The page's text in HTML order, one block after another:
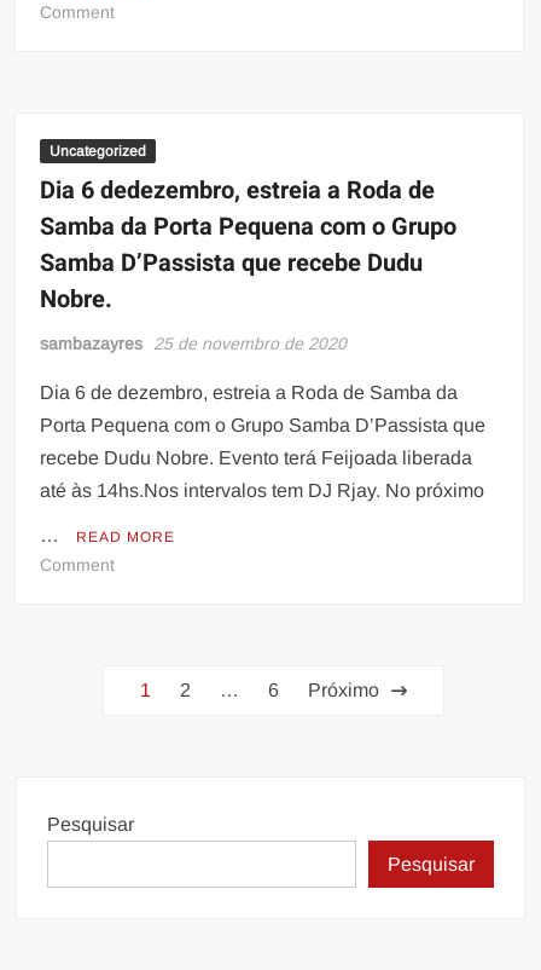
Commenton
cria
galeria
de
arte
virtual
Uncategorized
Dia 6 dedezembro, estreia a Roda de
Samba da Porta Pequena com o Grupo
Samba D’Passista que recebe Dudu
Nobre.
sambazayres 25 de novembro de 2020
Dia 6 de dezembro, estreia a Roda de Samba da
Porta Pequena com o Grupo Samba D’Passista que
recebe Dudu Nobre. Evento terá Feijoada liberada
até às 14hs.Nos intervalos tem DJ Rjay. No próximo
… READ MORE
Commenton
Porta
Paginação
1 2 … 6 Próximo
Pesquisar
Pesquisar